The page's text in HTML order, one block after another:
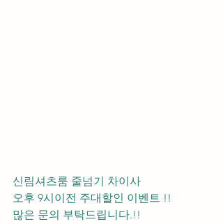
신림셔츠룸 줄넘기 차이사
오후 9시이전 주대할인 이벤트 !!
많은 문의 부탁드립니다.!!